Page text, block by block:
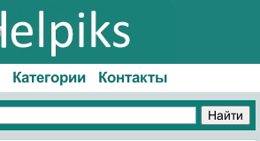
Категории Контакты